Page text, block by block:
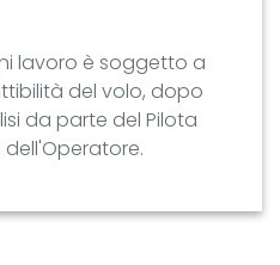
lavoro è soggetto a
del volo, dopo
da parte del Pilota